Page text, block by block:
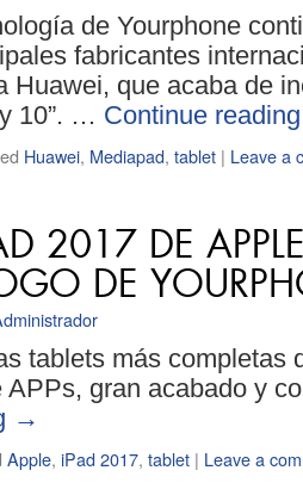
de Yourphone
fabricantes
Huawei, que acaba de
10”. … Continue
Huawei, Mediapad, tablet | Leave a
2017 DE
DE
tablets más completas
gran acabado y
→
Apple, iPad 2017, tablet | Leave a